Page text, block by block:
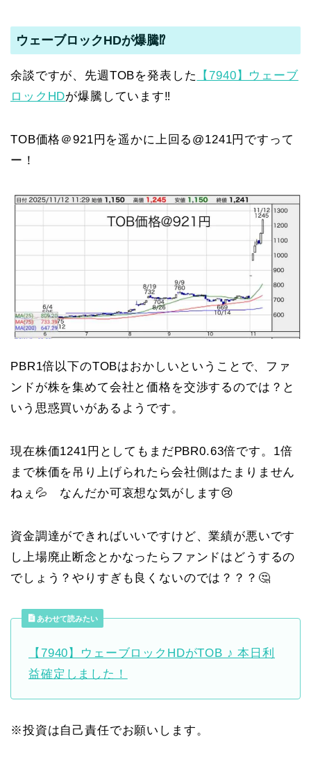
ウェーブロックHDが爆騰⁉️
余談ですが、先週TOBを発表した
【7940】ウェーブ
ロックHDが爆騰しています‼️
TOB価格＠921円を遥かに上回る@1241円ですって
ー！
PBR1倍以下のTOBはおかしいということで、ファ
ンドが株を集めて会社と価格を交渉するのでは？と
いう思惑買いがあるようです。
現在株価1241円としてもまだPBR0.63倍です。1倍
まで株価を吊り上げられたら会社側はたまりません
ねぇ💦 なんだか可哀想な気がします😢
資金調達ができればいいですけど、業績が悪いです
し上場廃止断念とかなったらファンドはどうするの
でしょう？やりすぎも良くないのでは？？？🤔
あわせて読みたい
【7940】ウェーブロックHDがTOB ♪ 本日利
益確定しました！
※投資は自己責任でお願いします。